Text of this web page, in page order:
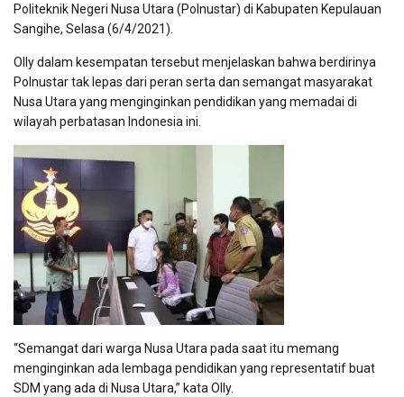
Politeknik Negeri Nusa Utara (Polnustar) di Kabupaten Kepulauan
Sangihe, Selasa (6/4/2021).
Olly dalam kesempatan tersebut menjelaskan bahwa berdirinya
Polnustar tak lepas dari peran serta dan semangat masyarakat
Nusa Utara yang menginginkan pendidikan yang memadai di
wilayah perbatasan Indonesia ini.
“Semangat dari warga Nusa Utara pada saat itu memang
menginginkan ada lembaga pendidikan yang representatif buat
SDM yang ada di Nusa Utara,” kata Olly.